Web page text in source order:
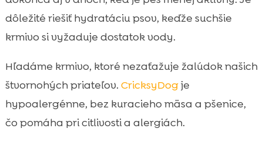
dôležité riešiť hydratáciu psov, keďže suchšie
krmivo si vyžaduje dostatok vody.
Hľadáme krmivo, ktoré nezaťažuje žalúdok našich
štvornohých priateľov. CricksyDogje
hypoalergénne, bez kuracieho mäsa a pšenice,
čo pomáha pri citlivosti a alergiách.